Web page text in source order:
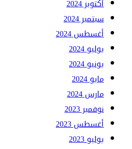
أكتوبر 2024
سبتمبر 2024
أغسطس 2024
يوليو 2024
يونيو 2024
مايو 2024
مارس 2024
نوفمبر 2023
أغسطس 2023
يوليو 2023